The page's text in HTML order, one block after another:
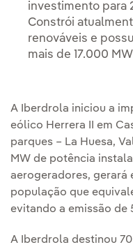
investimento para
Constrói
renováveis e
mais de 17.000
A Iberdrola iniciou a
eólico Herrera II em
parques – La Huesa,
MW de potência
aerogeradores, gerará
população que
evitando a emissão de
A Iberdrola destinou